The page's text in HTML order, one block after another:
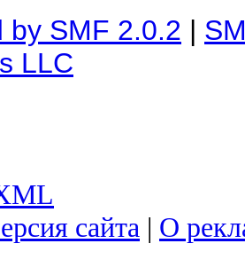
by SMF 2.0.2 |
LLC
сайта | О